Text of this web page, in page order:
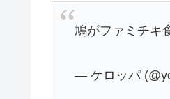
鳩がファミチキ
— ケロッパ